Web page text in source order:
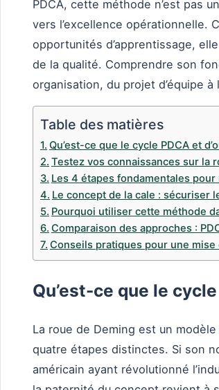
PDCA, cette méthode n’est pas
vers l’excellence opérationnelle.
opportunités d’apprentissage,
de la qualité. Comprendre son
organisation, du projet d’équipe
Table des matières
Qu’est-ce que le cycle PDCA et
Testez vos connaissances sur la
Les 4 étapes fondamentales
Le concept de la cale : sécuriser
Pourquoi utiliser cette méthode
Comparaison des approches :
Conseils pratiques pour une
Qu’est-ce que le
La roue de Deming est un
quatre étapes distinctes. Si son
américain ayant révolutionné